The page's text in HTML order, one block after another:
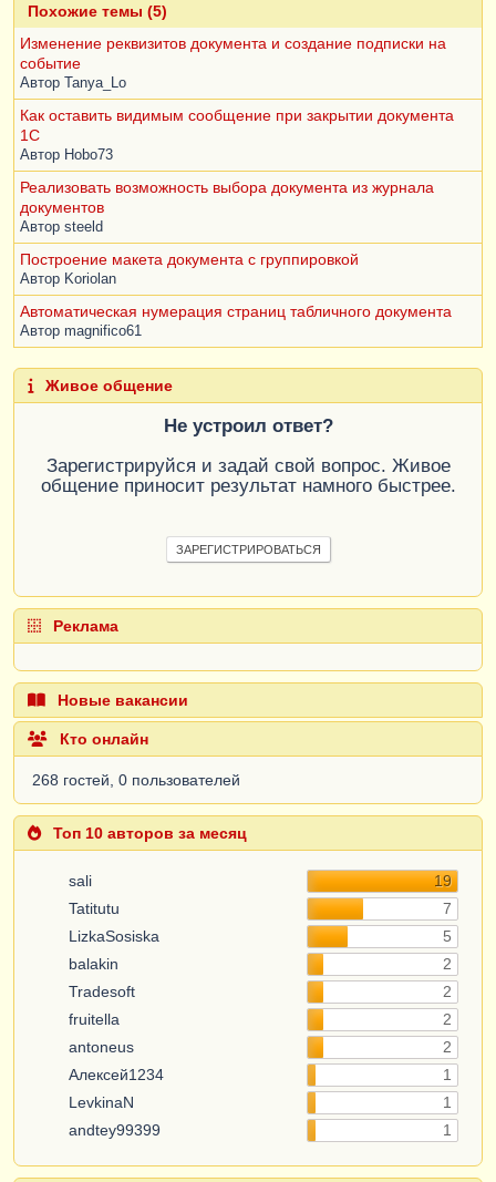
Похожие темы (5)
Изменение реквизитов документа и создание подписки на
событие
Автор Tanya_Lo
Как оставить видимым сообщение при закрытии документа
1С
Автор Hobo73
Реализовать возможность выбора документа из журнала
документов
Автор steeld
Построение макета документа с группировкой
Автор Koriolan
Автоматическая нумерация страниц табличного документа
Автор magnifico61
Живое общение
Не устроил ответ?
Зарегистрируйся и задай свой вопрос. Живое
общение приносит результат намного быстрее.
ЗАРЕГИСТРИРОВАТЬСЯ
Реклама
Новые вакансии
Кто онлайн
268 гостей, 0 пользователей
Топ 10 авторов за месяц
sali
19
Tatitutu
7
LizkaSosiska
5
balakin
2
Tradesoft
2
fruitella
2
antoneus
2
Алексей1234
1
LevkinaN
1
andtey99399
1